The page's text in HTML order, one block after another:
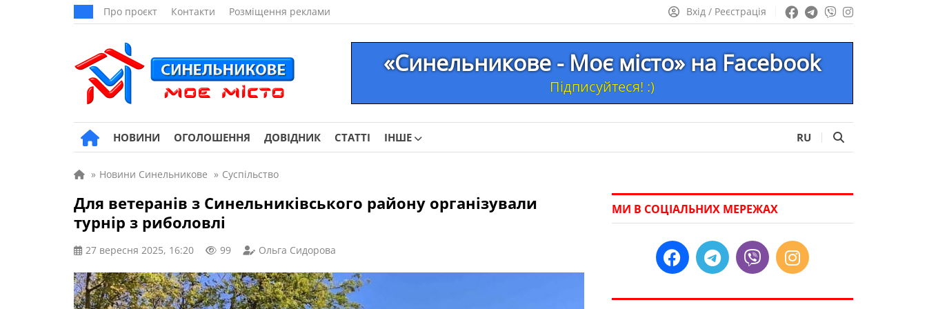
Про проєкт Контакти Розміщення реклами Вхід / Реєстрація
«Синельникове - Моє місто» на Facebook
Підписуйтеся! :)
НОВИНИ ОГОЛОШЕННЯ ДОВІДНИК СТАТТІ ІНШЕ RU
» Новини Синельникове » Суспільство
Для ветеранів з Синельниківського району організували
турнір з риболовлі
27 вересня 2025, 16:20 99 Ольга Сидорова
МИ В СОЦІАЛЬНИХ МЕРЕЖАХ